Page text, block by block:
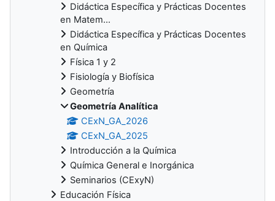
Didáctica Específica y Prácticas Docentes
en Matem...
Didáctica Específica y Prácticas Docentes
en Química
Física 1 y 2
Fisiología y Biofísica
Geometría
Geometría Analítica
CExN_GA_2026
CExN_GA_2025
Introducción a la Química
Química General e Inorgánica
Seminarios (CExyN)
Educación Física